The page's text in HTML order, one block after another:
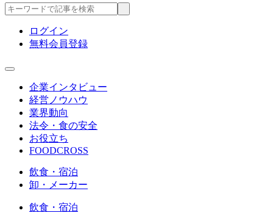
ログイン
無料会員登録
企業インタビュー
経営ノウハウ
業界動向
法令・食の安全
お役立ち
FOODCROSS
飲食・宿泊
卸・メーカー
飲食・宿泊